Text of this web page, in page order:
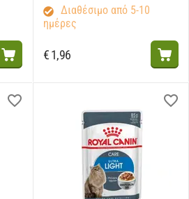
Διαθέσιμο από 5-10
ημέρες
€1,96